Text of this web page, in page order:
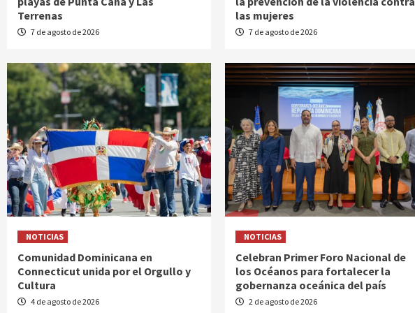
Terrenas
7 de agosto de 2026
las mujeres
7 de agosto de 2026
NOTICIAS
Comunidad Dominicana en
Connecticut unida por el Orgullo y
Cultura
4 de agosto de 2026
NOTICIAS
Celebran Primer Foro Nacional de
los Océanos para fortalecer la
gobernanza oceánica del país
2 de agosto de 2026